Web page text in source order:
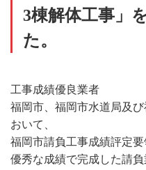
3棟解体工事」
た。
工事成績優良業者
福岡市、福岡市水道局及
おいて、
福岡市請負工事成績評定
優秀な成績で完成した請負